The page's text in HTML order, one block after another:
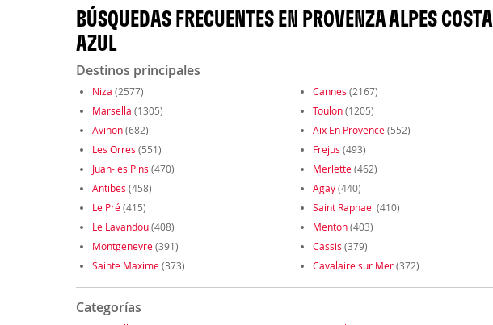
BÚSQUEDAS FRECUENTES EN PROVENZA ALPES COSTA
AZUL
Destinos principales
Niza (2577) Cannes (2167)
Marsella (1305) Toulon(1205)
Aviñon(682) Aix En Provence(552)
Les Orres (551) Frejus (493)
Juan-les Pins (470) Merlette(462)
Antibes (458) Agay(440)
Le Pré(415) Saint Raphael (410)
Le Lavandou(408) Menton(403)
Montgenevre(391) Cassis (379)
Sainte Maxime(373) Cavalaire sur Mer(372)
Categorías